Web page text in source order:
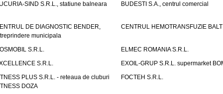
SIND S.R.L., statiune balneara
BUDESTI S.A., centrul comercial
DE DIAGNOSTIC BENDER,
municipala
CENTRUL HEMOTRANSFUZIE
S.R.L.
ELMEC ROMANIA S.R.L.
S.R.L.
EXOIL-GRUP S.R.L. supermarket
PLUS S.R.L. - reteaua de cluburi
DOZA
FOCTEH S.R.L.